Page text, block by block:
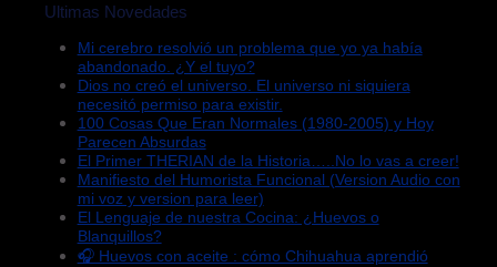
Ultimas Novedades
Mi cerebro resolvió un problema que yo ya había
abandonado. ¿Y el tuyo?
Dios no creó el universo. El universo ni siquiera
necesitó permiso para existir.
100 Cosas Que Eran Normales (1980-2005) y Hoy
Parecen Absurdas
El Primer THERIAN de la Historia…..No lo vas a creer!
Manifiesto del Humorista Funcional (Version Audio con
mi voz y version para leer)
El Lenguaje de nuestra Cocina: ¿Huevos o
Blanquillos?
🎧 Huevos con aceite : cómo Chihuahua aprendió